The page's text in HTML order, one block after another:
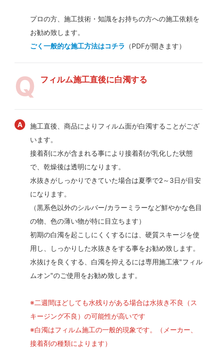
プロの方、施工技術・知識をお持ちの方への施工依頼を
お勧め致します。
ごく一般的な施工方法はコチラ （PDFが開きます）
フィルム施工直後に白濁する
施工直後、商品によりフィルム面が白濁することがござ
います。
接着剤に水が含まれる事により接着剤が乳化した状態
で、乾燥後は透明になります。
水抜きがしっかりできていた場合は夏季で2～3日が目安
になります。
（黒系色以外のシルバー/カラーミラーなど鮮やかな色目
の物、色の薄い物が特に目立ちます）
初期の白濁を起こしにくくするには、硬質スキージを使
用し、しっかりした水抜きをする事をお勧め致します。
水抜けを良くする、白濁を抑えるには専用施工液"フィル
ムオン"のご使用をお勧め致します。
※二週間ほどしても水残りがある場合は水抜き不良（ス
キージング不良）の可能性が高いです
※白濁はフィルム施工の一般的現象です。（メーカー、
接着剤の種類によります）